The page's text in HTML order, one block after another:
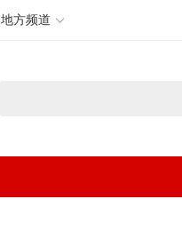
地方频道